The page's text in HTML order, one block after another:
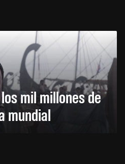
mil millones de
mundial